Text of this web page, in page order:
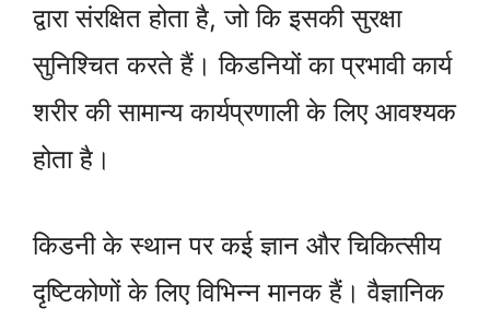
द्वारा संरक्षित होता है, जो कि इसकी सुरक्षा
सुनिश्चित करते हैं। किडनियों का प्रभावी कार्य
शरीर की सामान्य कार्यप्रणाली के लिए आवश्यक
होता है।
किडनी के स्थान पर कई ज्ञान और चिकित्सीय
दृष्टिकोणों के लिए विभिन्न मानक हैं। वैज्ञानिक